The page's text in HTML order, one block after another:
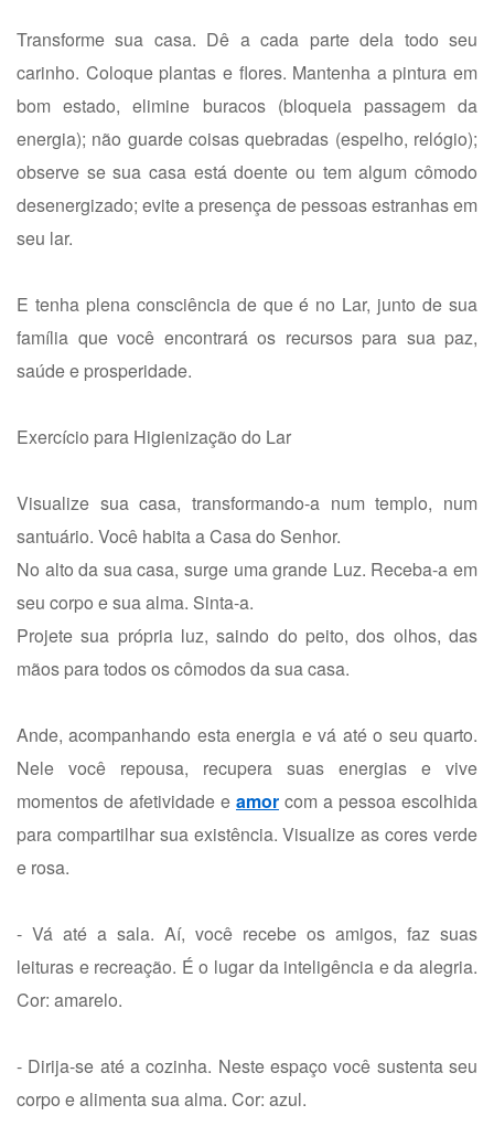
Transforme sua casa. Dê a cada parte dela todo seu
carinho. Coloque plantas e flores. Mantenha a pintura em
bom estado, elimine buracos (bloqueia passagem da
energia); não guarde coisas quebradas (espelho, relógio);
observe se sua casa está doente ou tem algum cômodo
desenergizado; evite a presença de pessoas estranhas em
seu lar.
E tenha plena consciência de que é no Lar, junto de sua
família que você encontrará os recursos para sua paz,
saúde e prosperidade.
Exercício para Higienização do Lar
Visualize sua casa, transformando-a num templo, num
santuário. Você habita a Casa do Senhor.
No alto da sua casa, surge uma grande Luz. Receba-a em
seu corpo e sua alma. Sinta-a.
Projete sua própria luz, saindo do peito, dos olhos, das
mãos para todos os cômodos da sua casa.
Ande, acompanhando esta energia e vá até o seu quarto.
Nele você repousa, recupera suas energias e vive
momentos de afetividade e amor com a pessoa escolhida
para compartilhar sua existência. Visualize as cores verde
e rosa.
- Vá até a sala. Aí, você recebe os amigos, faz suas
leituras e recreação. É o lugar da inteligência e da alegria.
Cor: amarelo.
- Dirija-se até a cozinha. Neste espaço você sustenta seu
corpo e alimenta sua alma. Cor: azul.